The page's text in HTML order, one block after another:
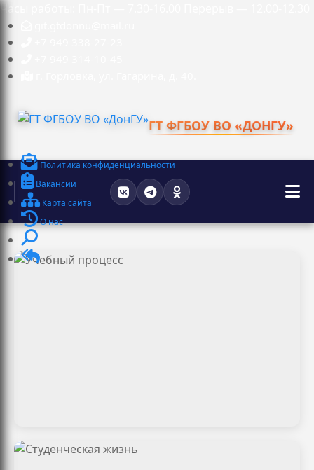
Часы работы: Пн-Пт — 7.30-16.00 Перерыв — 12.00-12.30
ГТ ФГБОУ ВО «ДОНГУ»
Политика конфиденциальности
Вакансии
Карта сайта
О нас